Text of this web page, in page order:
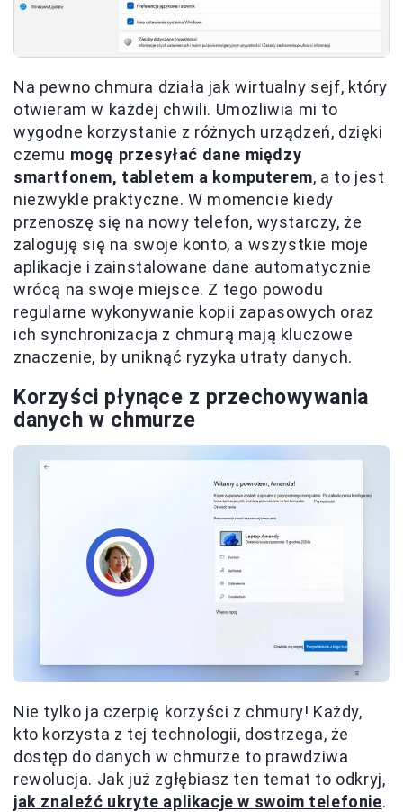
Na pewno chmura działa jak wirtualny sejf, który
otwieram w każdej chwili. Umożliwia mi to
wygodne korzystanie z różnych urządzeń, dzięki
czemu mogę przesyłać dane między
smartfonem, tabletem a komputerem, a to jest
niezwykle praktyczne. W momencie kiedy
przenoszę się na nowy telefon, wystarczy, że
zaloguję się na swoje konto, a wszystkie moje
aplikacje i zainstalowane dane automatycznie
wrócą na swoje miejsce. Z tego powodu
regularne wykonywanie kopii zapasowych oraz
ich synchronizacja z chmurą mają kluczowe
znaczenie, by uniknąć ryzyka utraty danych.
Korzyści płynące z przechowywania
danych w chmurze
Nie tylko ja czerpię korzyści z chmury! Każdy,
kto korzysta z tej technologii, dostrzega, że
dostęp do danych w chmurze to prawdziwa
rewolucja. Jak już zgłębiasz ten temat to odkryj,
jak znaleźć ukryte aplikacje w swoim telefonie.